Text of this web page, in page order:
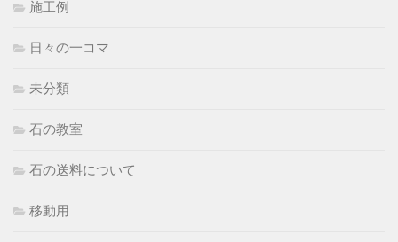
施工例
日々の一コマ
未分類
石の教室
石の送料について
移動用